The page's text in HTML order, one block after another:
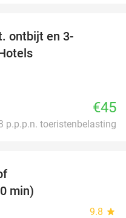
ontbijt en 3-
€45
p.p.p.n. toeristenbelasting
min)
9.8 star